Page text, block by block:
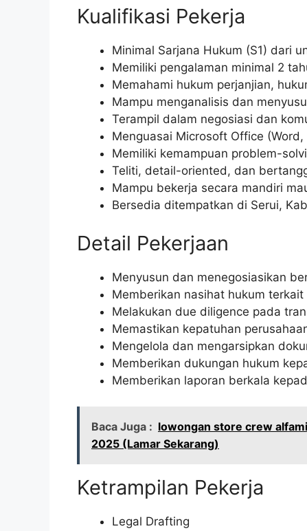
Kualifikasi Pekerja
Minimal Sarjana Hukum (S1) dari
Memiliki pengalaman minimal 2
Memahami hukum perjanjian,
Mampu menganalisis dan
Terampil dalam negosiasi dan
Menguasai Microsoft Office (Word,
Memiliki kemampuan problem-
Teliti, detail-oriented, dan
Mampu bekerja secara mandiri
Bersedia ditempatkan di Serui,
Detail Pekerjaan
Menyusun dan menegosiasikan
Memberikan nasihat hukum
Melakukan due diligence pada
Memastikan kepatuhan
Mengelola dan mengarsipkan
Memberikan dukungan hukum
Memberikan laporan berkala
Baca Juga : lowongan store crew
2025 (Lamar Sekarang)
Ketrampilan Pekerja
Legal Drafting